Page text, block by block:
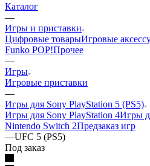
Каталог
—
Игры и приставки
Цифровые товарыИгровые
Funko POP!Прочее
—
Игры
Игровые приставки
—
Игры для Sony PlayStation 5 (PS5)
Игры для Sony PlayStation 4Игры
Nintendo Switch 2Предзаказ игр
—UFC 5 (PS5)
Под заказ